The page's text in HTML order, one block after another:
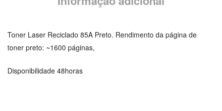
Toner Laser Reciclado 85A Preto. Rendimento da página de
toner preto: ~1600 páginas,
Disponibilidade 48horas